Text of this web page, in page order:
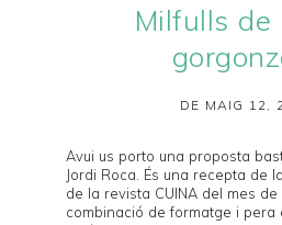
Milfulls de
DE MAIG 12,
Avui us porto una proposta
Jordi Roca . És una recepta de
de la revista CUINA del mes de
combinació de formatge i pera